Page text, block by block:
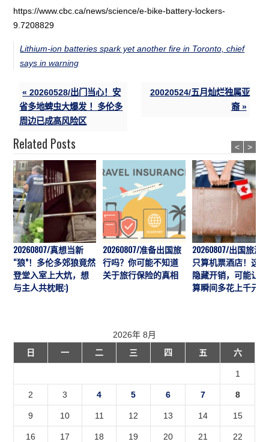
https://www.cbc.ca/news/science/e-bike-battery-lockers-
9.7208829
Lithium-ion batteries spark yet another fire in Toronto, chief
says in warning
« 20260528/出门当心！安
省多地蜱虫大爆发 ！多伦多
周边已成高风险区
20020524/五月灿烂独属亚
裔 »
Related Posts
20260807/真想当新
“狼”！多伦多郊狼竟然
登堂入室上大炕，想
与主人共枕眠:)
20260807/准备出国旅
行吗？你可能不知道
关于旅行保险的真相
20260807/出国旅游
只算机票酒店！这7
隐藏开销，可能让预
算瞬间多花上千元
< >
2026年 8月
日
一 二 三 四 五 六
1
2 3 4 5 6 7 8
9 10 11 12 13 14 15
16 17 18 19 20 21 22